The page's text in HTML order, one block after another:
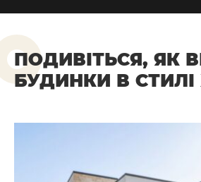
ПОДИВІТЬСЯ, ЯК
БУДИНКИ В СТИЛІ